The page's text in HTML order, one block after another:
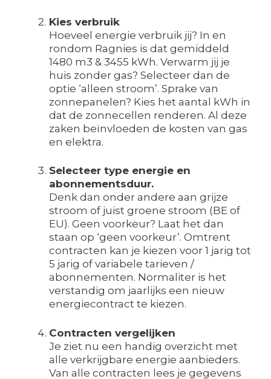
Kies verbruik
Hoeveel energie verbruik jij? In en
rondom Ragnies is dat gemiddeld
1480 m3 & 3455 kWh. Verwarm jij je
huis zonder gas? Selecteer dan de
optie ‘alleen stroom’. Sprake van
zonnepanelen? Kies het aantal kWh in
dat de zonnecellen renderen. Al deze
zaken beïnvloeden de kosten van gas
en elektra.
Selecteer type energie en
abonnementsduur.
Denk dan onder andere aan grijze
stroom of juist groene stroom (BE of
EU). Geen voorkeur? Laat het dan
staan op ‘geen voorkeur’. Omtrent
contracten kan je kiezen voor 1 jarig tot
5 jarig of variabele tarieven /
abonnementen. Normaliter is het
verstandig om jaarlijks een nieuw
energiecontract te kiezen.
Contracten vergelijken
Je ziet nu een handig overzicht met
alle verkrijgbare energie aanbieders.
Van alle contracten lees je gegevens